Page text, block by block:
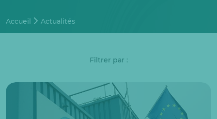
Accueil Actualités
Filtrer par :